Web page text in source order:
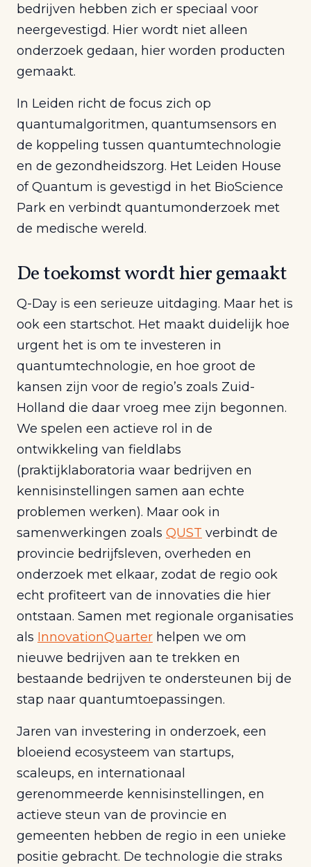
bedrijven hebben zich er speciaal voor
neergevestigd. Hier wordt niet alleen
onderzoek gedaan, hier worden producten
gemaakt.
In Leiden richt de focus zich op
quantumalgoritmen, quantumsensors en
de koppeling tussen quantumtechnologie
en de gezondheidszorg. Het Leiden House
of Quantum is gevestigd in het BioScience
Park en verbindt quantumonderzoek met
de medische wereld.
De toekomst wordt hier gemaakt
Q-Day is een serieuze uitdaging. Maar het is
ook een startschot. Het maakt duidelijk hoe
urgent het is om te investeren in
quantumtechnologie, en hoe groot de
kansen zijn voor de regio’s zoals Zuid-
Holland die daar vroeg mee zijn begonnen.
We spelen een actieve rol in de
ontwikkeling van fieldlabs
(praktijklaboratoria waar bedrijven en
kennisinstellingen samen aan echte
problemen werken). Maar ook in
samenwerkingen zoals QUST verbindt de
provincie bedrijfsleven, overheden en
onderzoek met elkaar, zodat de regio ook
echt profiteert van de innovaties die hier
ontstaan. Samen met regionale organisaties
als InnovationQuarter helpen we om
nieuwe bedrijven aan te trekken en
bestaande bedrijven te ondersteunen bij de
stap naar quantumtoepassingen.
Jaren van investering in onderzoek, een
bloeiend ecosysteem van startups,
scaleups, en internationaal
gerenommeerde kennisinstellingen, en
actieve steun van de provincie en
gemeenten hebben de regio in een unieke
positie gebracht. De technologie die straks